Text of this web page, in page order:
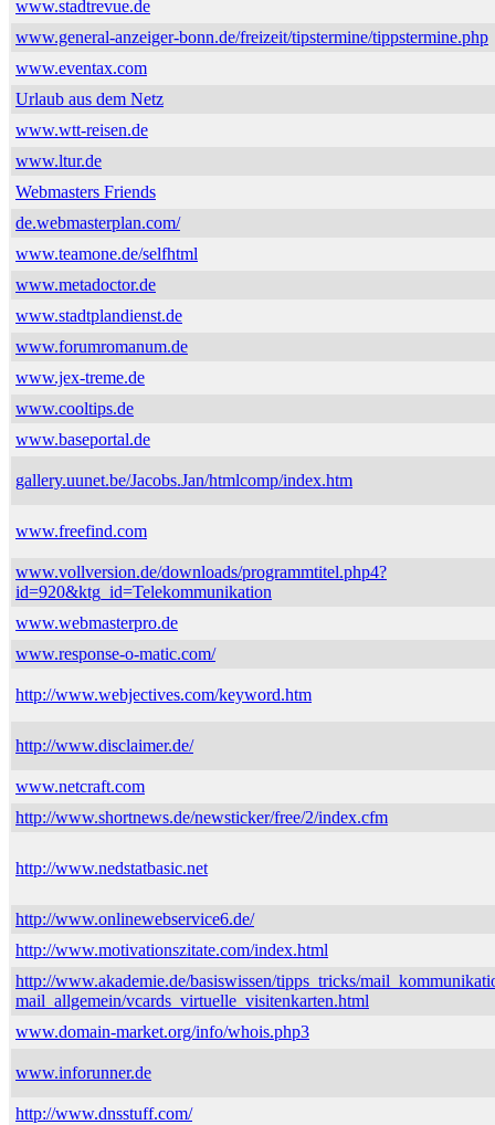
www.stadtrevue.de
www.general-anzeiger-bonn.de/freizeit/tipstermine/tippstermine.php
www.eventax.com
Urlaub aus dem Netz
www.wtt-reisen.de
www.ltur.de
Webmasters Friends
de.webmasterplan.com/
www.teamone.de/selfhtml
www.metadoctor.de
www.stadtplandienst.de
www.forumromanum.de
www.jex-treme.de
www.cooltips.de
www.baseportal.de
gallery.uunet.be/Jacobs.Jan/htmlcomp/index.htm
www.freefind.com
www.vollversion.de/downloads/programmtitel.php4?
id=920&ktg_id=Telekommunikation
www.webmasterpro.de
www.response-o-matic.com/
http://www.webjectives.com/keyword.htm
http://www.disclaimer.de/
www.netcraft.com
http://www.shortnews.de/newsticker/free/2/index.cfm
http://www.nedstatbasic.net
http://www.onlinewebservice6.de/
http://www.motivationszitate.com/index.html
http://www.akademie.de/basiswissen/tipps_tricks/
mail_allgemein/vcards_virtuelle_visitenkarten.html
www.domain-market.org/info/whois.php3
www.inforunner.de
http://www.dnsstuff.com/